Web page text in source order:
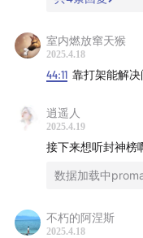
室内燃放窜天猴
2025.4.18
44:11 靠打架能解决
逍遥人
2025.4.19
接下来想听封神榜
数据加载中
不朽的阿涅斯
2025.4.18